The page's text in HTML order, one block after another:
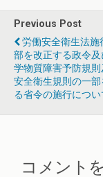
Previous Post
労働安全衛生法施
部を改正する政令
学物質障害予防規
安全衛生規則の一
る省令の施行につい
コメント